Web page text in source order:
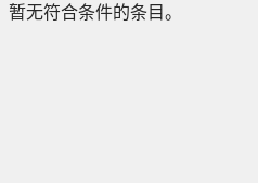
暂无符合条件的条目。